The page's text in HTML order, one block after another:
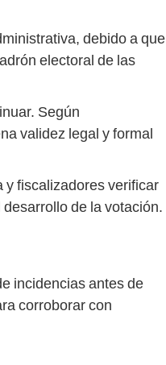
debido a que
electoral de las
Según
validez legal y formal
y fiscalizadores verificar
de la votación.
incidencias antes de
corroborar con